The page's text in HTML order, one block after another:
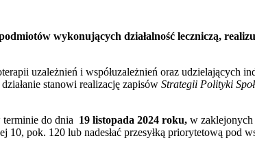
wykonujących działalność leczniczą,
uzależnień i współuzależnień oraz udzielających
stanowi realizację zapisów Strategii Polityki
terminie do dnia 19 listopada 2024 roku, w zaklejonych
pok. 120 lub nadesłać przesyłką priorytetową pod